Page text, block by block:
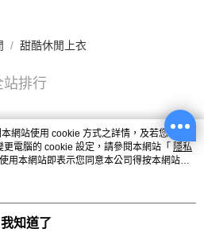
甜酷休閒上衣
站排行
網站使用 cookie 方式之詳情，及若您不希
電腦的 cookie 設定，請參閱本網站「 隱私
用本網站即表示您同意本公司得按本網站使
我知道了